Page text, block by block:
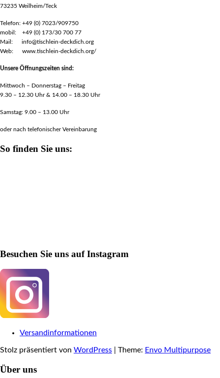
73235 Weilheim/Teck
Telefon: +49 (0) 7023/909750
mobil: +49 (0) 173/30 700 77
Mail: info@tischlein-deckdich.org
Web: www.tischlein-deckdich.org/
Unsere Öffnungszeiten sind:
Mittwoch – Donnerstag – Freitag
9.30 – 12.30 Uhr & 14.00 – 18.30 Uhr
Samstag: 9.00 – 13.00 Uhr
oder nach telefonischer Vereinbarung
So finden Sie uns:
Besuchen Sie uns auf Instagram
Versandinformationen
Stolz präsentiert von WordPress Theme: Envo Multipurpose
Über uns